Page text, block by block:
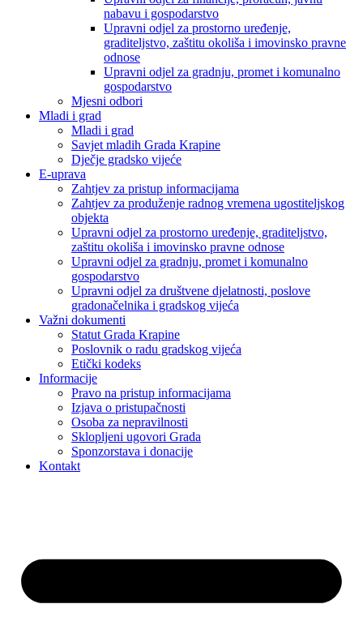
nabavu i gospodarstvo
Upravni odjel za prostorno uređenje,
graditeljstvo, zaštitu okoliša i imovinsko pravne
odnose
Upravni odjel za gradnju, promet i komunalno
gospodarstvo
Mjesni odbori
Mladi i grad
Mladi i grad
Savjet mladih Grada Krapine
Dječje gradsko vijeće
E-uprava
Zahtjev za pristup informacijama
Zahtjev za produženje radnog vremena ugostiteljskog
objekta
Upravni odjel za prostorno uređenje, graditeljstvo,
zaštitu okoliša i imovinsko pravne odnose
Upravni odjel za gradnju, promet i komunalno
gospodarstvo
Upravni odjel za društvene djelatnosti, poslove
gradonačelnika i gradskog vijeća
Važni dokumenti
Statut Grada Krapine
Poslovnik o radu gradskog vijeća
Etički kodeks
Informacije
Pravo na pristup informacijama
Izjava o pristupačnosti
Osoba za nepravilnosti
Sklopljeni ugovori Grada
Sponzorstava i donacije
Kontakt